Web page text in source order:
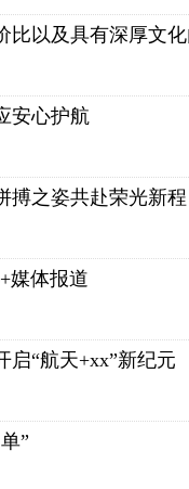
比以及具有深厚文
安心护航
搏之姿共赴荣光新程
媒体报道
启“航天+xx”新纪元
”